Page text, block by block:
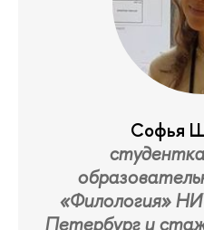
Софья
«Филология»
Петербург и